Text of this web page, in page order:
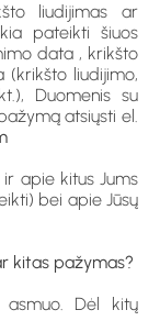
liudijimas ar
pateikti šiuos
data , krikšto
(krikšto liudijimo,
Duomenis su
atsiųsti el.
apie kitus Jums
bei apie Jūsų
kitas pažymas?
Dėl kitų